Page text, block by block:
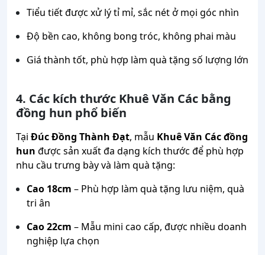
Tiểu tiết được xử lý tỉ mỉ, sắc nét ở mọi góc nhìn
Độ bền cao, không bong tróc, không phai màu
Giá thành tốt, phù hợp làm quà tặng số lượng lớn
4. Các kích thước Khuê Văn Các bằng
đồng hun phổ biến
Tại Đúc Đồng Thành Đạt, mẫu Khuê Văn Các đồng
hun được sản xuất đa dạng kích thước để phù hợp
nhu cầu trưng bày và làm quà tặng:
Cao 18cm – Phù hợp làm quà tặng lưu niệm, quà
tri ân
Cao 22cm – Mẫu mini cao cấp, được nhiều doanh
nghiệp lựa chọn